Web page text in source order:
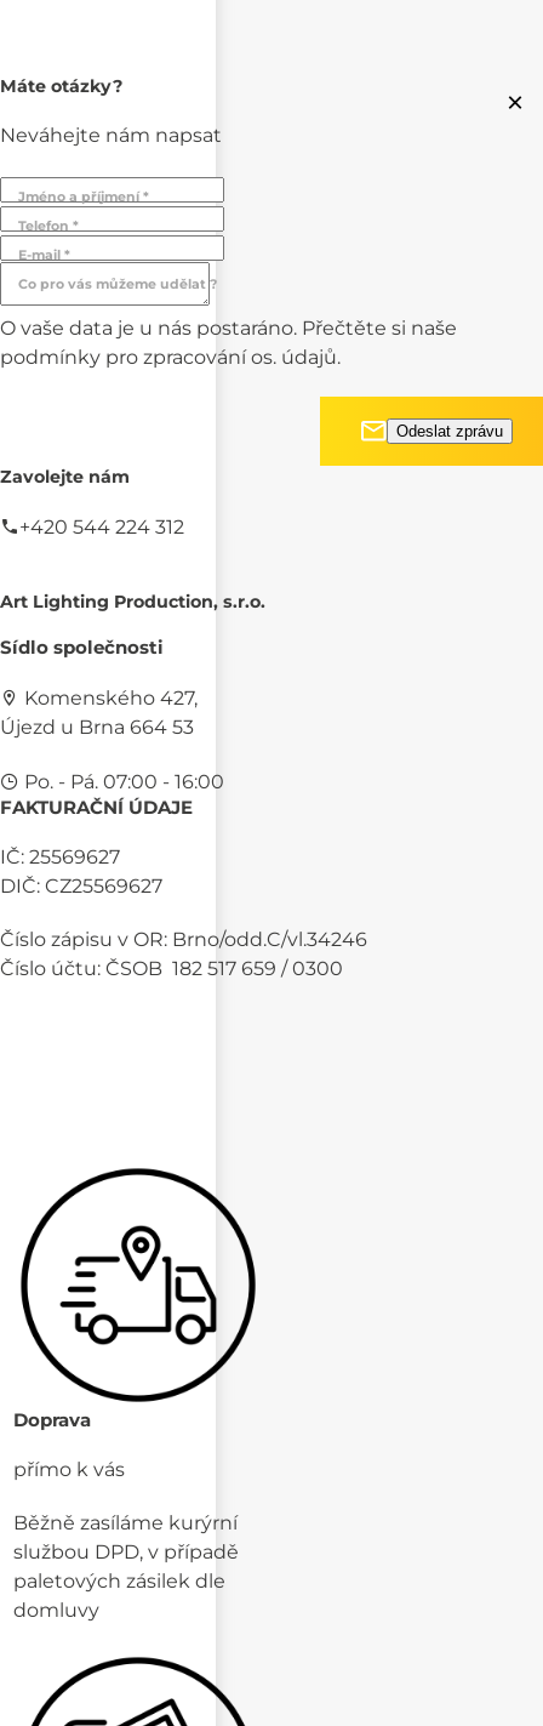
×
Máte otázky?
Neváhejte nám napsat
Jméno a příjmení *
Telefon *
E-mail *
Co pro vás můžeme udělat ?
O vaše data je u nás postaráno. Přečtěte si naše
podmínky pro zpracování os. údajů.
Zavolejte nám
+420 544 224 312
Art Lighting Production, s.r.o.
Sídlo společnosti
Komenského 427,
Újezd u Brna 664 53
Po. - Pá. 07:00 - 16:00
FAKTURAČNÍ ÚDAJE
IČ: 25569627
DIČ: CZ25569627
Číslo zápisu v OR: Brno/odd.C/vl.34246
Číslo účtu: ČSOB 182 517 659 / 0300
Doprava
přímo k vás
Běžně zasíláme kurýrní
službou DPD, v případě
paletových zásilek dle
domluvy